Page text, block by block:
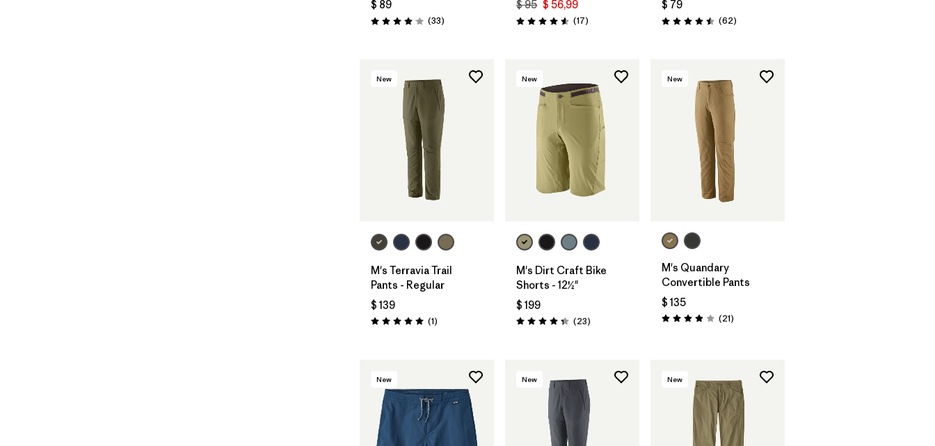
$ 89
Valoración: 4.0 / 5
(33Comentarios
)
$ 95 $ 56,99
Valoración: 4.6 / 5
(17Comentarios
)
$ 79
Valoración: 4.5 / 5
(62Comentarios
)
New
M's Terravia Trail
Pants - Regular
$ 139
Valoración: 5.0 / 5
(1Comentarios
)
New
M's Dirt Craft Bike
Shorts - 12½"
$ 199
Valoración: 4.3 / 5
(23Comentarios
)
New
M's Quandary
Convertible Pants
$ 135
Valoración: 3.9 / 5
(21Comentarios
)
New New New